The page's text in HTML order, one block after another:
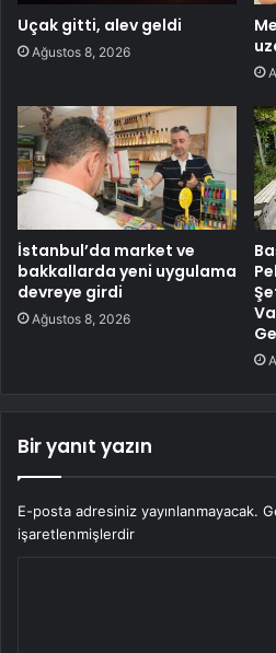
Uçak gitti, alev geldi
Ağustos 8, 2026
İstanbul’da market ve
bakkallarda yeni uygulama
devreye girdi
Ağustos 8, 2026
Bir yanıt yazın
E-posta adresiniz yayınlanmayacak.
işaretlenmişlerdir